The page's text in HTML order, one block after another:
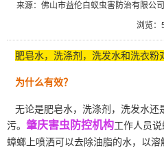
来源：佛山市益伦白蚁虫害防治有限公司
浏览：
肥皂水，洗涤剂，洗发水和洗衣粉
为什么有效？
无论是肥皂水，洗涤剂，洗发水还
污。 肇庆害虫防控机构工作人员
蟑螂上喷洒可以去除油脂的水，以